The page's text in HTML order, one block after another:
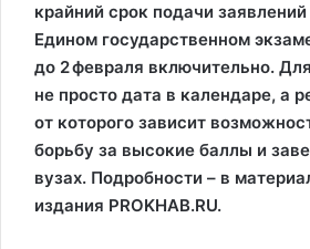
крайний срок подачи
Едином государственном
до 2 февраля включительно.
не просто дата в календаре, а
от которого зависит
борьбу за высокие баллы и
вузах. Подробности – в
издания PROKHAB.RU.